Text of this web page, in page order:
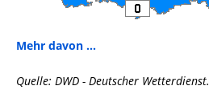
Mehr davon ...
Quelle: DWD - Deutscher Wetterdienst.